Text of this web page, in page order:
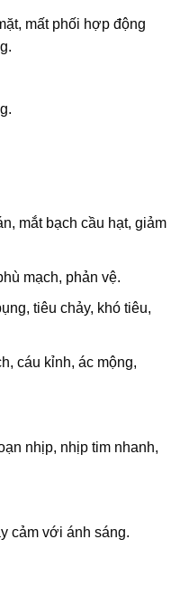
mất phối hợp động
mắt bạch cầu hạt, giảm
mạch, phản vệ.
tiêu chảy, khó tiêu,
cáu kỉnh, ác mộng,
nhịp, nhịp tim nhanh,
cảm với ánh sáng.